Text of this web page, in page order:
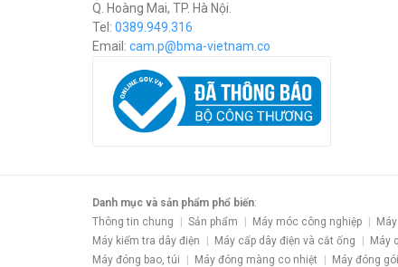
Q. Hoàng Mai, TP. Hà Nội.
Tel: 0389.949.316
Email: cam.p@bma-vietnam.co
Danh mục và sản phẩm phổ biến:
Thông tin chung
Sản phẩm Máy móc công nghiệp
Máy kiểm tra dây điện
Máy cấp dây điện và cắt ống Máy
Máy đóng bao, túi
Máy đóng màng co nhiệt Máy đóng